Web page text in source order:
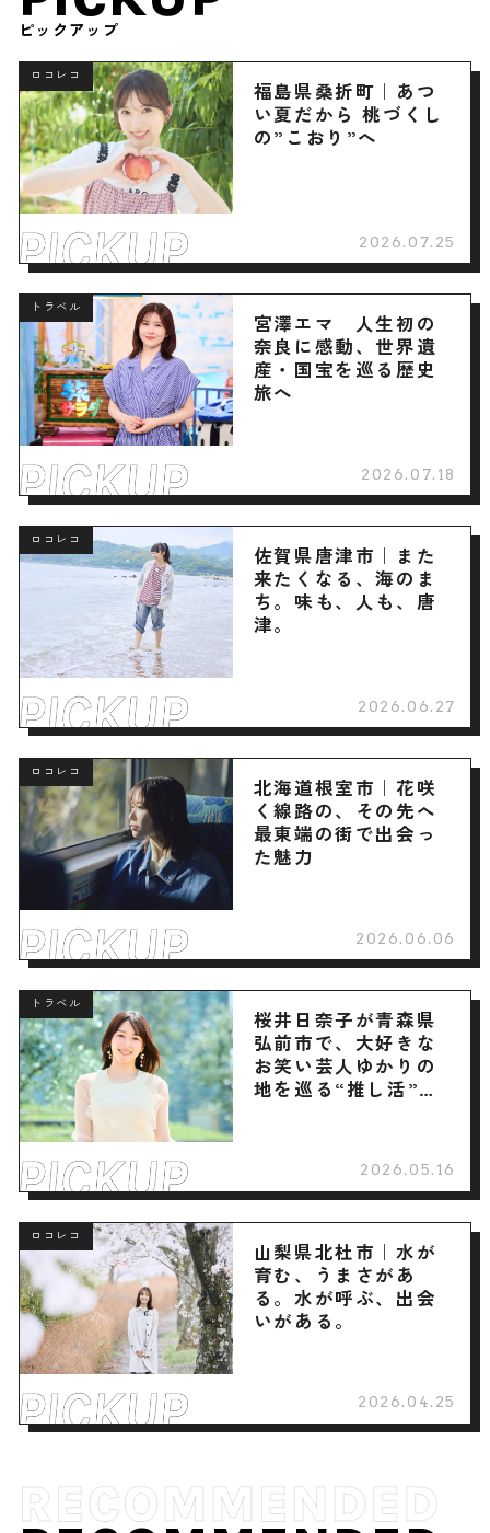
ピックアップ
ロコレコ
福島県桑折町｜あつ
い夏だから 桃づくし
の”こおり”へ
2026.07.25
トラベル
宮澤エマ 人生初の
奈良に感動、世界遺
産・国宝を巡る歴史
旅へ
2026.07.18
ロコレコ
佐賀県唐津市｜また
来たくなる、海のま
ち。味も、人も、唐
津。
2026.06.27
ロコレコ
北海道根室市｜花咲
く線路の、その先へ
最東端の街で出会っ
た魅力
2026.06.06
トラベル
桜井日奈子が青森県
弘前市で、大好きな
お笑い芸人ゆかりの
地を巡る“推し活”旅
2026.05.16
ロコレコ
山梨県北杜市｜水が
育む、うまさがあ
る。水が呼ぶ、出会
いがある。
2026.04.25